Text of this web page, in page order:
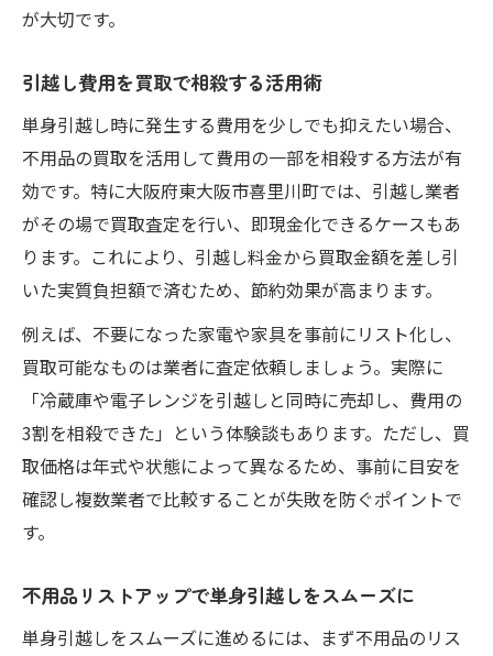
が大切です。
引越し費用を買取で相殺する活用術
単身引越し時に発生する費用を少しでも抑えたい場合、
不用品の買取を活用して費用の一部を相殺する方法が有
効です。特に大阪府東大阪市喜里川町では、引越し業者
がその場で買取査定を行い、即現金化できるケースもあ
ります。これにより、引越し料金から買取金額を差し引
いた実質負担額で済むため、節約効果が高まります。
例えば、不要になった家電や家具を事前にリスト化し、
買取可能なものは業者に査定依頼しましょう。実際に
「冷蔵庫や電子レンジを引越しと同時に売却し、費用の
3割を相殺できた」という体験談もあります。ただし、買
取価格は年式や状態によって異なるため、事前に目安を
確認し複数業者で比較することが失敗を防ぐポイントで
す。
不用品リストアップで単身引越しをスムーズに
単身引越しをスムーズに進めるには、まず不用品のリス